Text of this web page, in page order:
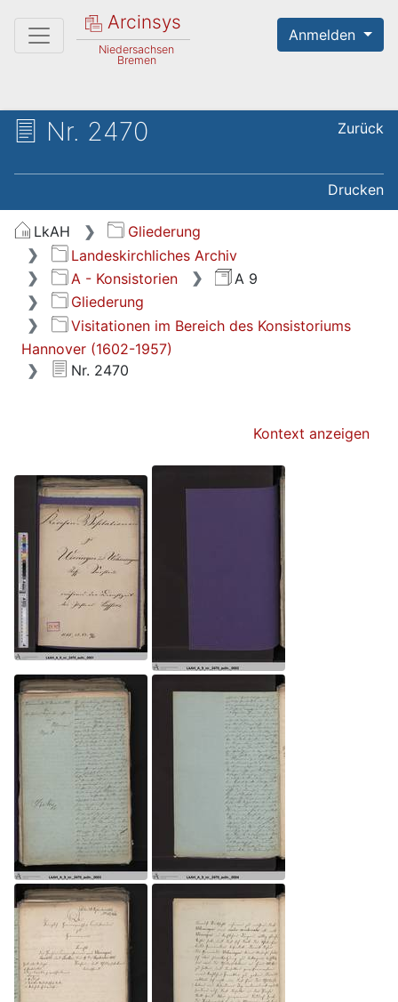
Arcinsys
Niedersachsen
Bremen
Anmelden
Nr. 2470 Zurück
Drucken
LkAH
Gliederung
Landeskirchliches Archiv
A - Konsistorien
A 9
Gliederung
Visitationen im Bereich des Konsistoriums
Hannover (1602-1957)
Nr. 2470
Kontext anzeigen